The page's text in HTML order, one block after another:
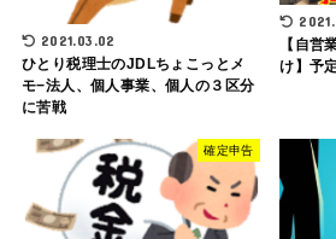
2021.03.02
ひとり税理士のJDLちょこっとメ
モ−法人、個人事業、個人の３区分
に苦戦
【自営
け】予
確定申告